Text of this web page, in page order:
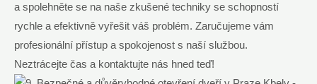
a spolehněte se na naše zkušené techniky se schopností
rychle a efektivně vyřešit váš problém. Zaručujeme vám
profesionální přístup a spokojenost s naší službou.
Neztrácejte čas a kontaktujte nás hned teď!